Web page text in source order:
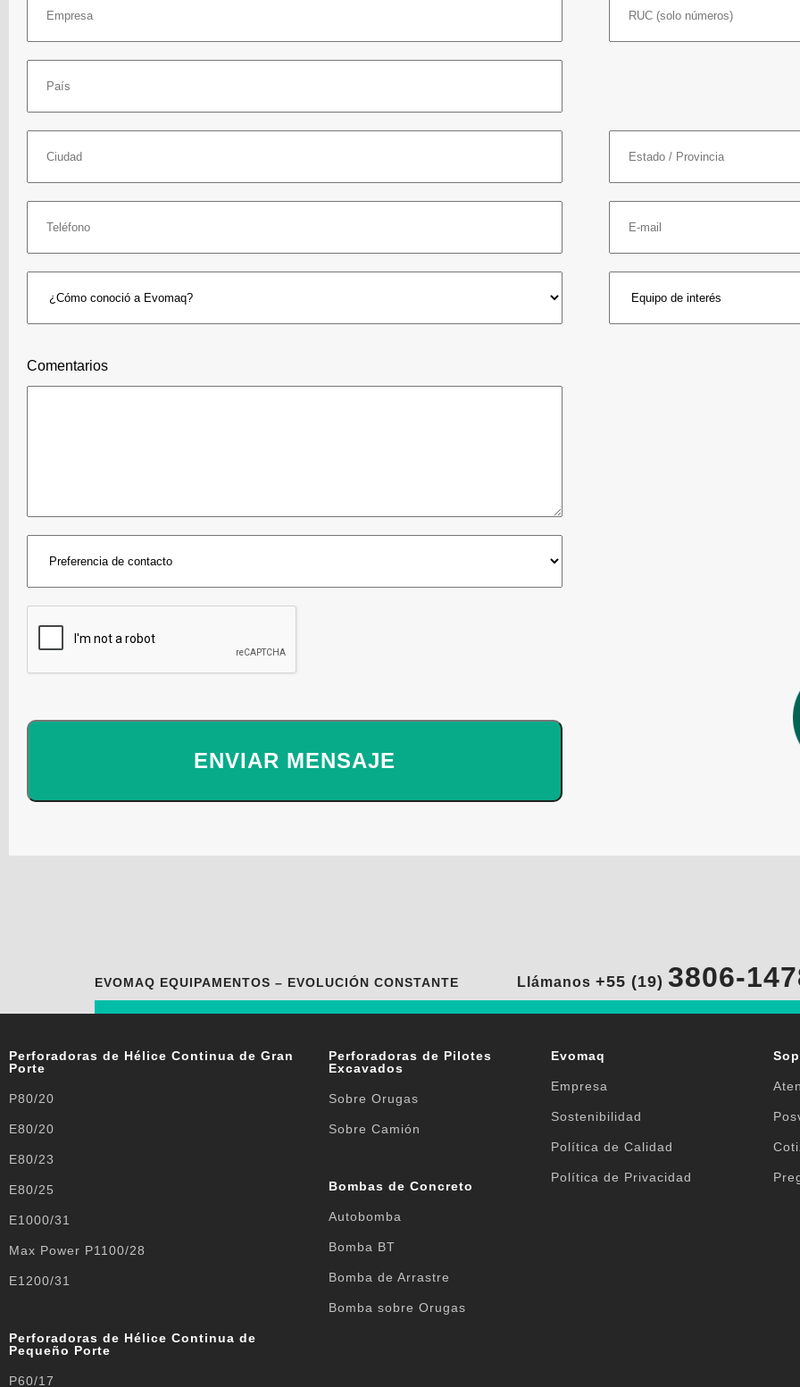
Comentarios
EVOMAQ EQUIPAMENTOS – EVOLUCIÓN CONSTANTE Llámanos +55 (19) 3806-
Perforadoras de Hélice Continua de Gran
Porte
P80/20
E80/20
E80/23
E80/25
E1000/31
Max Power P1100/28
E1200/31
Perforadoras de Hélice Continua de
Pequeño Porte
P60/17
Perforadoras de Pilotes
Excavados
Sobre Orugas
Sobre Camión
Bombas de Concreto
Autobomba
Bomba BT
Bomba de Arrastre
Bomba sobre Orugas
Evomaq
Empresa
Sostenibilidad
Política de Calidad
Política de Privacidad